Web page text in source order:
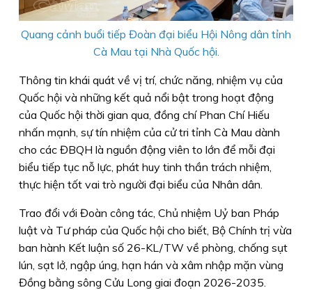
Quang cảnh buổi tiếp Đoàn đại biểu Hội Nông dân tỉnh
Cà Mau tại Nhà Quốc hội.
Thông tin khái quát về vị trí, chức năng, nhiệm vụ của
Quốc hội và những kết quả nổi bật trong hoạt động
của Quốc hội thời gian qua, đồng chí Phan Chí Hiếu
nhấn mạnh, sự tín nhiệm của cử tri tỉnh Cà Mau dành
cho các ĐBQH là nguồn động viên to lớn để mỗi đại
biểu tiếp tục nỗ lực, phát huy tinh thần trách nhiệm,
thực hiện tốt vai trò người đại biểu của Nhân dân.
Trao đổi với Đoàn công tác, Chủ nhiệm Uỷ ban Pháp
luật và Tư pháp của Quốc hội cho biết, Bộ Chính trị vừa
ban hành Kết luận số 26-KL/TW về phòng, chống sụt
lún, sạt lở, ngập úng, hạn hán và xâm nhập mặn vùng
Đồng bằng sông Cửu Long giai đoạn 2026-2035.